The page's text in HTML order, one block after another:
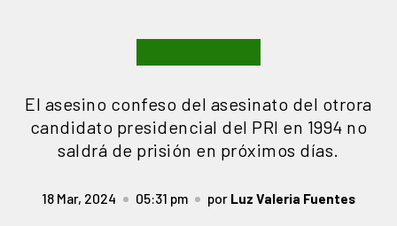
El asesino confeso del asesinato del otrora
candidato presidencial del PRI en 1994 no
saldrá de prisión en próximos días.
18 Mar, 2024 05:31 pm por Luz Valeria Fuentes